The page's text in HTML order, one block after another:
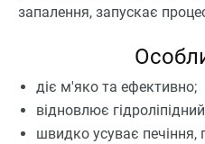
запалення, запускає
діє м'яко та ефективно;
відновлює
швидко усуває печіння,